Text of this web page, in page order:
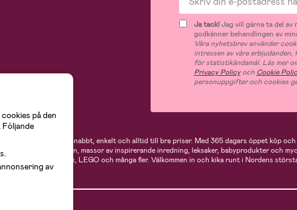
Ja tack!Jag vill gärna ta del av
godkänner behandlingen av
Våra nyhetsbrev använder
intressen av våra
för statistikändamål. Läs mer
Privacy Policyoch Cookie
personuppgifter och cookies
Hos oss handlar du snabbt, enkelt och alltid till bra priser. Med 365 dagars öppet köp
för mamman, massor av inspirerande inredning, leksaker, babyprodukter och
Neonate, Cybex, LEGO och många fler. Välkommen in och kika runt i Nordens
på den
av